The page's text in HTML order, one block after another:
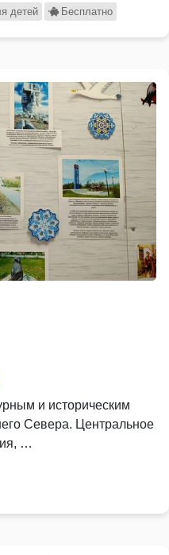
детей Бесплатно
и историческим
Севера. Центральное
…